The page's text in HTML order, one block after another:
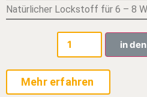
Natürlicher Lockstoff für 6 – 8
in
Mehr erfahren